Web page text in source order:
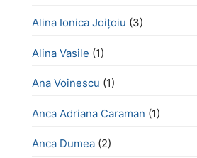
Alina Ionica Joițoiu (3)
Alina Vasile (1)
Ana Voinescu (1)
Anca Adriana Caraman (1)
Anca Dumea (2)